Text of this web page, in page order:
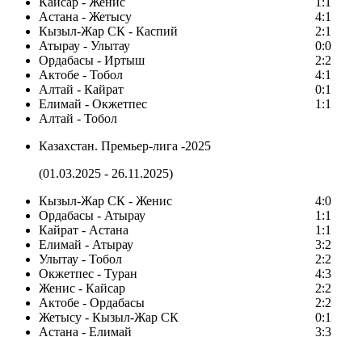
Астана - Жетысу
4:1
Кызыл-Жар СК - Каспий
2:1
Атырау - Улытау
0:0
Ордабасы - Иртыш
2:2
Актобе - Тобол
4:1
Алтай - Кайрат
0:1
Елимай - Окжетпес
1:1
Алтай - Тобол
Казахстан. Премьер-лига -2025
(01.03.2025 - 26.11.2025)
Кызыл-Жар СК - Женис
4:0
Ордабасы - Атырау
1:1
Кайрат - Астана
1:1
Елимай - Атырау
3:2
Улытау - Тобол
2:2
Окжетпес - Туран
4:3
Женис - Кайсар
2:2
Актобе - Ордабасы
2:2
Жетысу - Кызыл-Жар СК
0:1
Астана - Елимай
3:3